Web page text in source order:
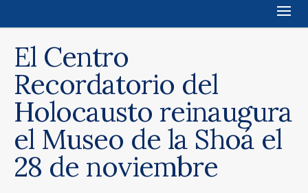
El Centro
Recordatorio del
Holocausto reinaugura
el Museo de la Shoá el
28 de noviembre